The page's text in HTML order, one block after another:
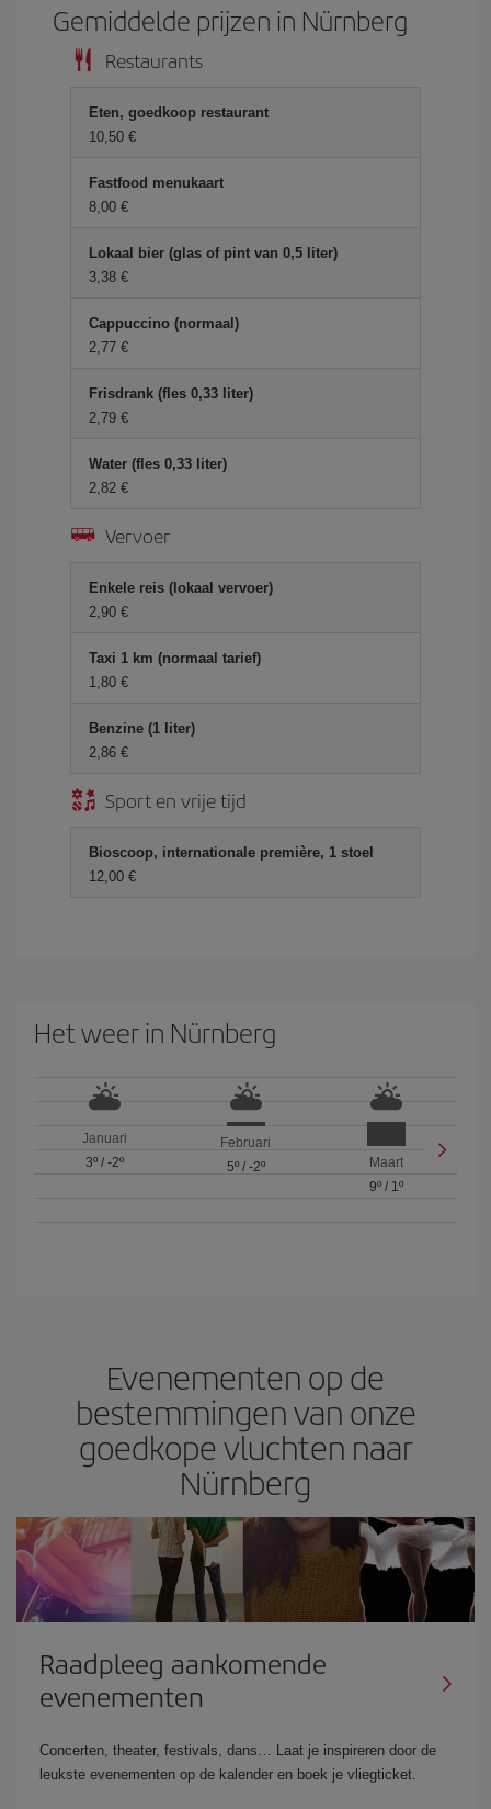
Gemiddelde prijzen in Nürnberg
Restaurants
Eten, goedkoop restaurant
10,50 €
Fastfood menukaart
8,00 €
Lokaal bier (glas of pint van 0,5 liter)
3,38 €
Cappuccino (normaal)
2,77 €
Frisdrank (fles 0,33 liter)
2,79 €
Water (fles 0,33 liter)
2,82 €
Vervoer
Enkele reis (lokaal vervoer)
2,90 €
Taxi 1 km (normaal tarief)
1,80 €
Benzine (1 liter)
2,86 €
Sport en vrije tijd
Bioscoop, internationale première, 1 stoel
12,00 €
Het weer in Nürnberg
Januari
3º/ -2º
Februari
5º/ -2º
Maart
9º / 1º
Evenementen op de
bestemmingen van onze
goedkope vluchten naar
Nürnberg
Raadpleeg aankomende
evenementen
Concerten, theater, festivals, dans… Laat je inspireren door de
leukste evenementen op de kalender en boek je vliegticket.